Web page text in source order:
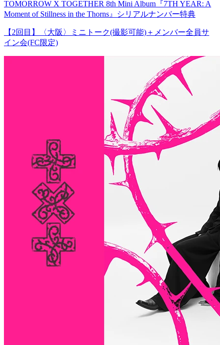
TOMORROW X TOGETHER 8th Mini Album『7TH YEAR: A
Moment of Stillness in the Thorns』シリアルナンバー特典
【2回目】〈大阪〉ミニトーク(撮影可能)＋メンバー全員サ
イン会(FC限定)